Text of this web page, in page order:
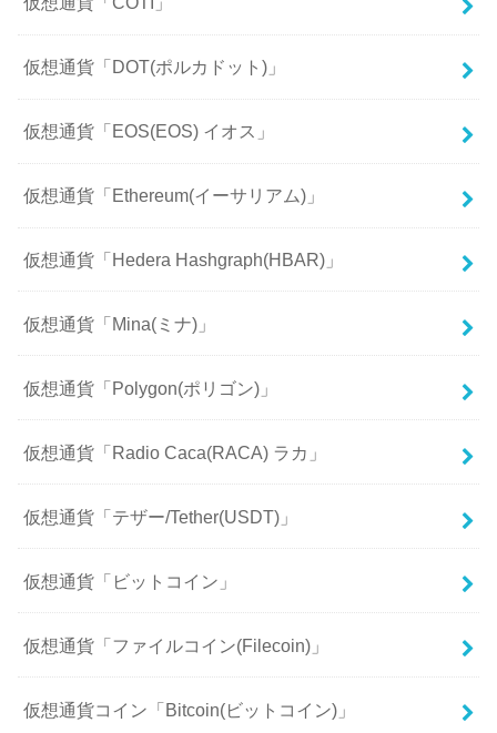
仮想通貨「DOT(ポルカドット)」
仮想通貨「EOS(EOS) イオス」
仮想通貨「Ethereum(イーサリアム)」
仮想通貨「Hedera Hashgraph(HBAR)」
仮想通貨「Mina(ミナ)」
仮想通貨「Polygon(ポリゴン)」
仮想通貨「Radio Caca(RACA) ラカ」
仮想通貨「テザー/Tether(USDT)」
仮想通貨「ビットコイン」
仮想通貨「ファイルコイン(Filecoin)」
仮想通貨コイン「Bitcoin(ビットコイン)」